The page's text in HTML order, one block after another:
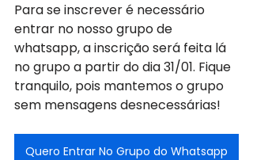
Para se inscrever é necessário
entrar no nosso grupo de
whatsapp, a inscrição será feita lá
no grupo a partir do dia 31/01. Fique
tranquilo, pois mantemos o grupo
sem mensagens desnecessárias!
Quero Entrar No Grupo do Whatsapp